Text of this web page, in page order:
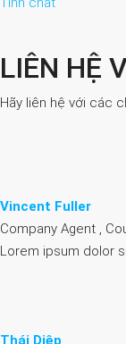
LIÊN HỆ
Hãy liên hệ với các
Vincent Fuller
Company Agent ,
Lorem ipsum dolor
Thái Diệp